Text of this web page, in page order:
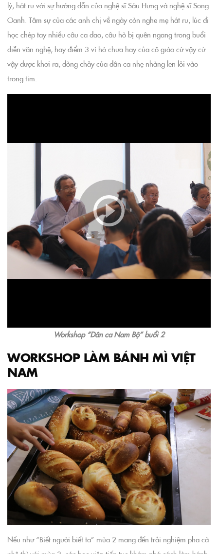
lý, hát ru với sự hướng dẫn của nghệ sĩ Sáu Hưng và nghệ sĩ Song
Oanh. Tâm sự của các anh chị về ngày còn nghe mẹ hát ru, lúc đi
học chép tay nhiều câu ca dao, câu hò bị quên ngang trong buổi
diễn văn nghệ, hay điểm 3 vì hò chưa hay của cô giáo cứ vậy cứ
vậy được khơi ra, dòng chảy của dân ca nhẹ nhàng len lỏi vào
trong tim.
Workshop “Dân ca Nam Bộ” buổi 2
WORKSHOP LÀM BÁNH MÌ VIỆT
NAM
Nếu như “Biết người biết ta” mùa 2 mang đến trải nghiệm pha cà